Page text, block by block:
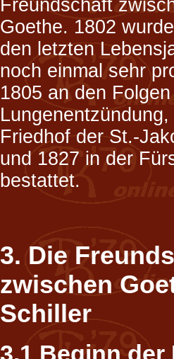
Freundschaft
Goethe. 1802
den letzten
noch einmal sehr
1805 an den
Friedhof der St.-
und 1827 in der
bestattet.
3. Die
zwischen
Schiller
3.1 Beginn